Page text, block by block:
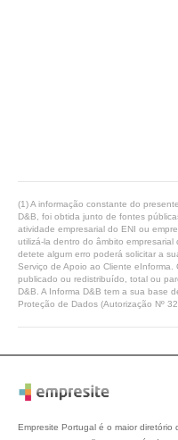
(1) A informação constante do
D&B, foi obtida junto de fontes
atividade empresarial do ENI ou
utilizá-la dentro do âmbito
detete algum erro poderá solicitar a
Serviço de Apoio ao Cliente eInforma.
publicado ou redistribuído, total ou
D&B. A Informa D&B tem a sua base
Proteção de Dados (Autorização Nº
Empresite Portugal é o maior